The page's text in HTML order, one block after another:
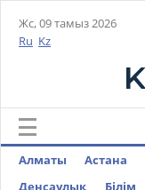
Жс, 09 тамыз 2026
Ru Kz
Алматы Астана
Денсаулық
Білім